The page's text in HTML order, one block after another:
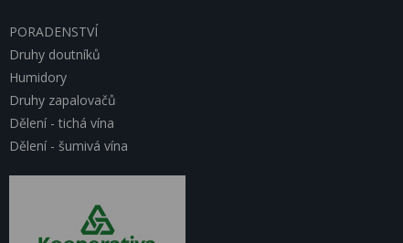
PORADENSTVÍ
Druhy doutníků
Humidory
Druhy zapalovačů
Dělení - tichá vína
Dělení - šumivá vína